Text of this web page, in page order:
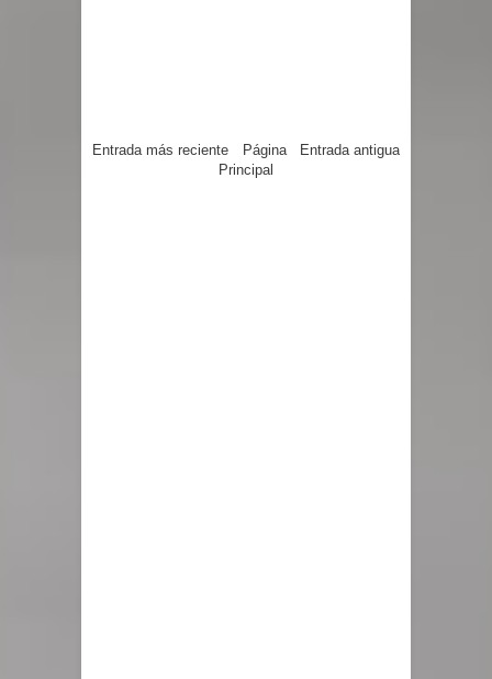
Entrada más reciente Entrada antigua
Página
Principal